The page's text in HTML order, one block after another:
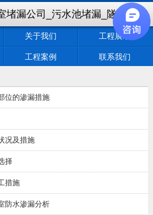
堵漏公司_污水池堵漏_隧道堵漏-
防水堵漏工程有限公司
关于我们 工程展示
工程案例 联系我们
位的渗漏措施
况及措施
择
措施
防水渗漏分析